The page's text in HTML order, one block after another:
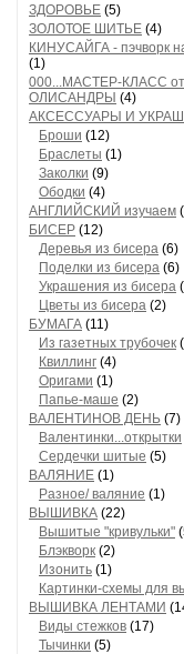
ЗДОРОВЬЕ (5)
ЗОЛОТОЕ ШИТЬЕ (4)
КИНУСАЙГА - пэчворк
(1)
000...МАСТЕР-КЛАСС от
ОЛИСАНДРЫ (4)
АКСЕССУАРЫ И
Броши (12)
Браслеты (1)
Заколки (9)
Ободки (4)
АНГЛИЙСКИЙ изучаем
БИСЕР (12)
Деревья из бисера (6)
Поделки из бисера (6)
Украшения из бисера
Цветы из бисера (2)
БУМАГА (11)
Из газетных трубочек
Квиллинг (4)
Оригами (1)
Папье-маше (2)
ВАЛЕНТИНОВ ДЕНЬ (7)
Валентинки...открытки
Сердечки шитые (5)
ВАЛЯНИЕ (1)
Разное/ валяние (1)
ВЫШИВКА (22)
Вышитые "кривульки"
Блэкворк (2)
Изонить (1)
Картинки-схемы для
ВЫШИВКА ЛЕНТАМИ
Виды стежков (17)
Тычинки (5)